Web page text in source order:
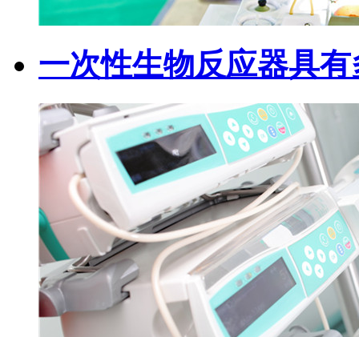
一次性生物反应器具